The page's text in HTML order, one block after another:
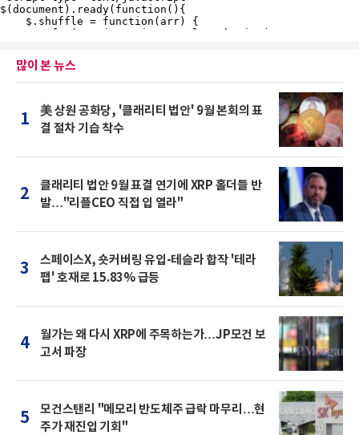
많이 본 뉴스
1
美 상원 공화당, '클래리티 법안' 9월 본회의 표
결 절차 기습 착수
2
클래리티 법안 9월 표결 연기에 XRP 홀더들 반
발…"리플CEO 직접 입 열라"
3
스페이스X, 숏커버링 유입-테슬라 합작 '테라
팹' 호재로 15.83% 급등
4
월가는 왜 다시 XRP에 주목하는가…JP모건 보
고서 파장
5
모건스탠리 "메모리 반도체주 급락 마무리…현
주가 재진입 기회"